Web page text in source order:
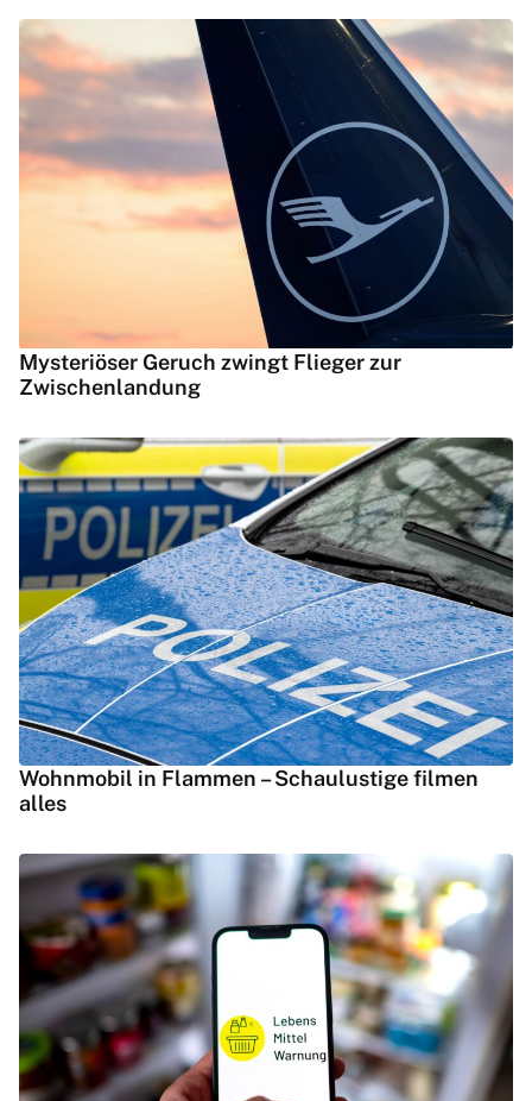
Mysteriöser Geruch zwingt Flieger zur
Zwischenlandung
Wohnmobil in Flammen – Schaulustige filmen
alles